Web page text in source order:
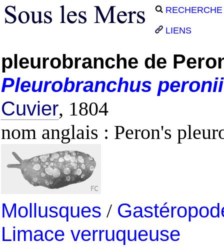
RECHERCHE
LIENS
pleurobranche de
Pleurobranchus peronii
Cuvier, 1804
nom anglais : Peron's
Mollusques /
Limace verruqueuse